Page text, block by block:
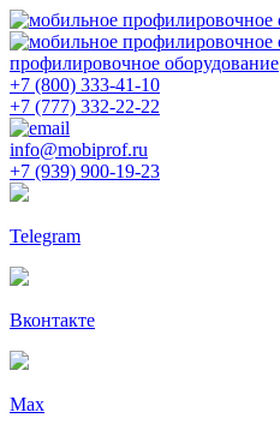
профилировочное оборудование
+7 (800) 333-41-10
+7 (777) 332-22-22
info@mobiprof.ru
+7 (939) 900-19-23
Telegram
Вконтакте
Max